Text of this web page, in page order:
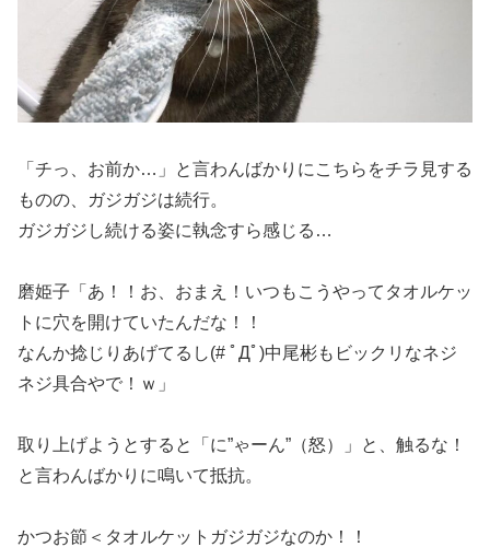
「チっ、お前か…」と言わんばかりにこちらをチラ見する
ものの、ガジガジは続行。
ガジガジし続ける姿に執念すら感じる…
磨姫子「あ！！お、おまえ！いつもこうやってタオルケッ
トに穴を開けていたんだな！！
なんか捻じりあげてるし(# ﾟДﾟ)中尾彬もビックリなネジ
ネジ具合やで！ｗ」
取り上げようとすると「に”ゃーん”（怒）」と、触るな！
と言わんばかりに鳴いて抵抗。
かつお節＜タオルケットガジガジなのか！！